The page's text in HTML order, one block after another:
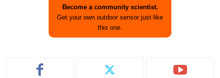
Become a community scientist.
Get your own outdoor sensor just like
this one.